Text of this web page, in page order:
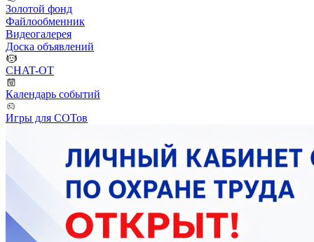
Золотой фонд
Файлообменник
Видеогалерея
Доска объявлений
CHAT-OT
Календарь событий
Игры для СОТов